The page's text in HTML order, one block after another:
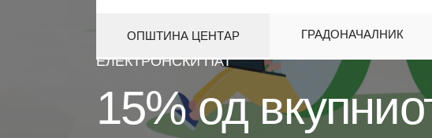
ОПШТИНА ЦЕНТАР ГРАДОНАЧАЛНИК
HOME АКТИВНОСТИ
15% ОД
ЕЛЕКТРОНСКИ ПАТ
15% од